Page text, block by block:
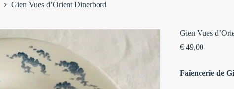
Gien Vues d’Orient Dinerbord
Gien Vues
€ 49,00
Faïencerie de